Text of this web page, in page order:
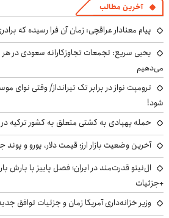
آخرین مطالب
پیام معنادار عراقچی: زمان آن فرا رسیده که
یحیی سریع: تجمعات تجاوزکارانه سعودی در هر
می‌دهیم
ترومپت نواز در برابر تک تیرانداز/ وقتی نوای
شود!
حمله پهپادی به کشتی متعلق به کشور ترکیه در
آخرین وضعیت بازار ارز؛ قیمت دلار، یورو و پوند جمعه ۱۶ مرداد
ال‌نینو قدرت‌مند در ایران؛ فصل پاییز با بارش
+جزئیات
وزیر خزانه‌داری آمریکا زمان و جزئیات توافق جدید